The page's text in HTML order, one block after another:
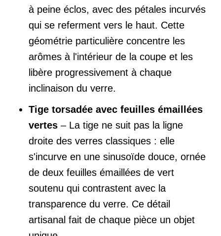
à peine éclos, avec des pétales incurvés
qui se referment vers le haut. Cette
géométrie particulière concentre les
arômes à l'intérieur de la coupe et les
libère progressivement à chaque
inclinaison du verre.
Tige torsadée avec feuilles émaillées
vertes – La tige ne suit pas la ligne
droite des verres classiques : elle
s'incurve en une sinusoïde douce, ornée
de deux feuilles émaillées de vert
soutenu qui contrastent avec la
transparence du verre. Ce détail
artisanal fait de chaque pièce un objet